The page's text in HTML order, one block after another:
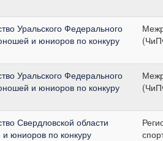
Уральского Федерального
и юниоров по конкуру
Уральского Федерального
и юниоров по конкуру
Свердловской области
юниоров по конкуру